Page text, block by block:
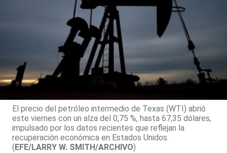
El precio del petróleo intermedio de Texas (WTI) abrió
este viernes con un alza del 0,75 %, hasta 67,35 dólares,
impulsado por los datos recientes que reflejan la
recuperación económica en Estados Unidos.
(EFE/LARRY W. SMITH/ARCHIVO)